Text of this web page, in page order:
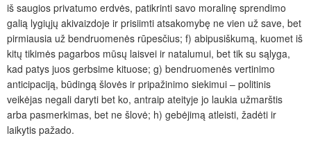
iš saugios privatumo erdvės, patikrinti savo moralinę sprendimo
galią lygiųjų akivaizdoje ir prisiimti atsakomybę ne vien už save, bet
pirmiausia už bendruomenės rūpesčius; f) abipusiškumą, kuomet iš
kitų tikimės pagarbos mūsų laisvei ir natalumui, bet tik su sąlyga,
kad patys juos gerbsime kituose; g) bendruomenės vertinimo
anticipaciją, būdingą šlovės ir pripažinimo siekimui – politinis
veikėjas negali daryti bet ko, antraip ateityje jo laukia užmarštis
arba pasmerkimas, bet ne šlovė; h) gebėjimą atleisti, žadėti ir
laikytis pažado.